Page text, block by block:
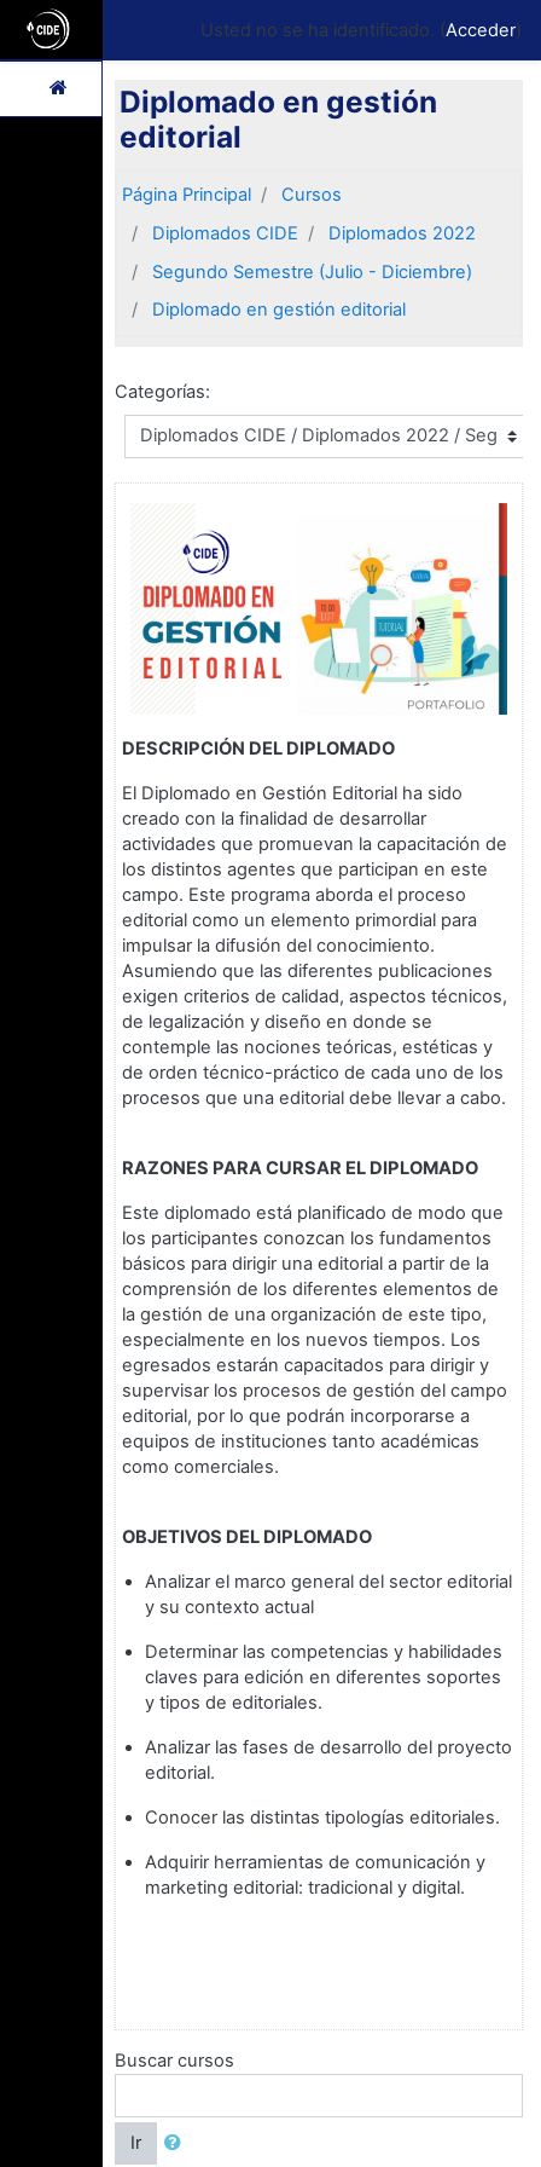
Salta al contenido principal
Usted no se ha identificado. (Acceder)
Diplomado en gestión
editorial
Página Principal
Cursos
Diplomados CIDE
Diplomados 2022
Segundo Semestre (Julio - Diciembre)
Diplomado en gestión editorial
Categorías:
DESCRIPCIÓN DEL DIPLOMADO
El Diplomado en Gestión Editorial ha sido
creado con la finalidad de desarrollar
actividades que promuevan la capacitación de
los distintos agentes que participan en este
campo. Este programa aborda el proceso
editorial como un elemento primordial para
impulsar la difusión del conocimiento.
Asumiendo que las diferentes publicaciones
exigen criterios de calidad, aspectos técnicos,
de legalización y diseño en donde se
contemple las nociones teóricas, estéticas y
de orden técnico-práctico de cada uno de los
procesos que una editorial debe llevar a cabo.
RAZONES PARA CURSAR EL DIPLOMADO
Este diplomado está planificado de modo que
los participantes conozcan los fundamentos
básicos para dirigir una editorial a partir de la
comprensión de los diferentes elementos de
la gestión de una organización de este tipo,
especialmente en los nuevos tiempos. Los
egresados estarán capacitados para dirigir y
supervisar los procesos de gestión del campo
editorial, por lo que podrán incorporarse a
equipos de instituciones tanto académicas
como comerciales.
OBJETIVOS DEL DIPLOMADO
Analizar el marco general del sector editorial
y su contexto actual
Determinar las competencias y habilidades
claves para edición en diferentes soportes
y tipos de editoriales.
Analizar las fases de desarrollo del proyecto
editorial.
Conocer las distintas tipologías editoriales.
Adquirir herramientas de comunicación y
marketing editorial: tradicional y digital.
Buscar cursos
Ir